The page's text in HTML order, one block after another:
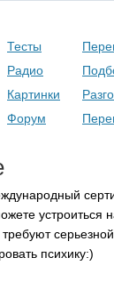
Тесты
Радио
Картинки
Форум
устроиться
требуют
психику:)